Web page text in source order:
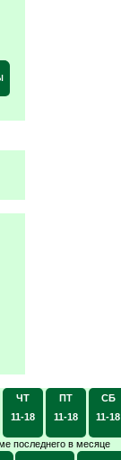
ЧТ
11-18
ПТ
11-18
СБ
11-18
последнего в месяце